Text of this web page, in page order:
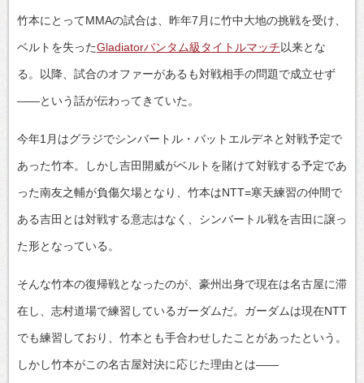
竹本にとってMMAの試合は、昨年7月に竹中大地の挑戦を受け、
ベルトを失ったGladiatorバンタム級タイトルマッチ以来とな
る。以降、試合のオファーがあるも対戦相手の問題で成立せず
――という話が伝わってきていた。
今年1月はグラジでシンバートル・バットエルデネと対戦予定で
あった竹本。しかし吉田開威がベルトを賭けて対戦する予定であ
った南友之輔が負傷欠場となり、竹本はNTT=寒天練習の仲間で
ある吉田とは対戦する意志はなく、シンバートル戦を吉田に譲っ
た形となっている。
そんな竹本の復帰戦となったのが、豪州出身で現在は名古屋に滞
在し、志村道場で練習しているガーダムだ。ガーダムは現在NTT
でも練習しており、竹本とも手合わせしたことがあったという。
しかし竹本がこの名古屋対決に応じた理由とは――